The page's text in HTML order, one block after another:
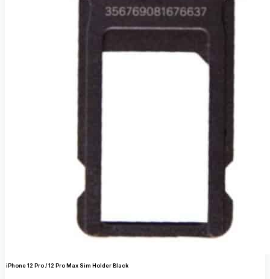
iPhone 12 Pro / 12 Pro Max Sim Holder Black